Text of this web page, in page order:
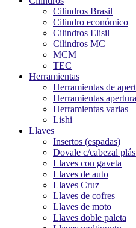
Cilindros Brasil
Cilindro económico
Cilindros Elisil
Cilindros MC
MCM
TEC
Herramientas
Herramientas de
Herramientas
Herramientas varias
Lishi
Llaves
Insertos (espadas)
Dovale c/cabezal
Llaves con gaveta
Llaves de auto
Llaves Cruz
Llaves de cofres
Llaves de moto
Llaves doble paleta